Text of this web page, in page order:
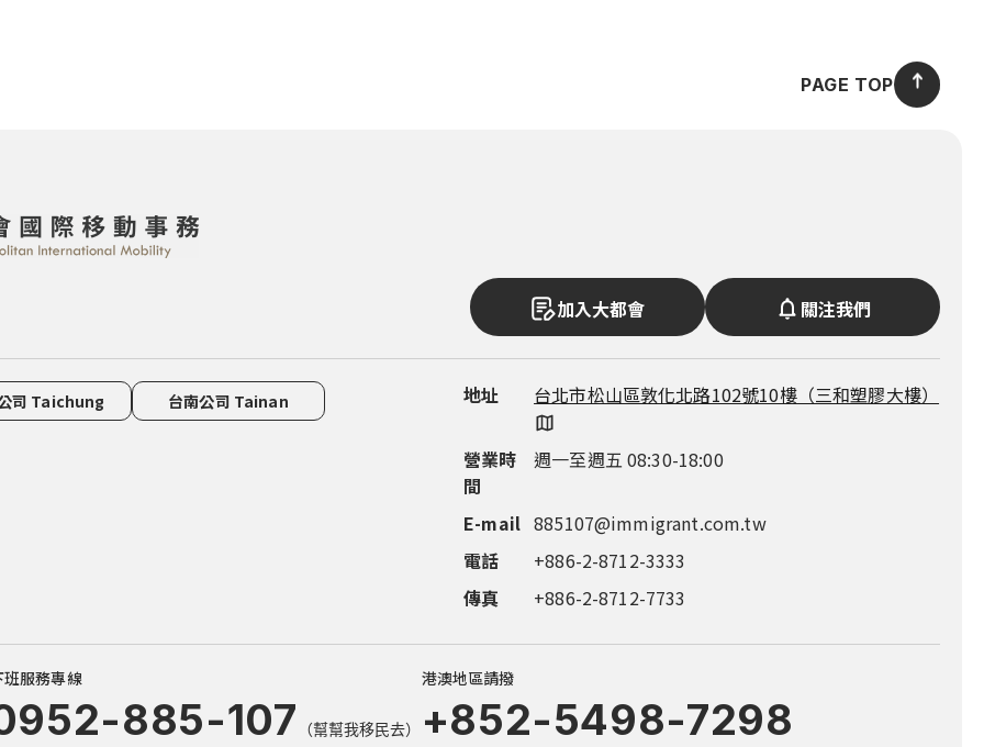
PAGE TOP
加入大都會 關注我們
司 Taichung 台南公司 Tainan 地址 台北市松山區敦化北路102號10樓（三和塑膠大樓）
營業時
間
週一至週五 08:30-18:00
E-mail 885107@immigrant.com.tw
電話
+886-2-8712-3333
傳真
+886-2-8712-7733
地址 新竹市東區慈雲路118號14樓之7（雲智匯大樓）
營業時
間
週一至週五 09:00-18:00
電話
+886-3-563-8555
傳真
+886-2-8712-7733
地址
台中市西屯區市政路386號14樓之5（市政都心廣
場）
營業時
間
週一至週五 08:30-18:00
電話
+886-4-2252-1000
傳真
+886-4-2252-1999
地址
台南市永康區中華路1-100號16 樓（良美金三角大
樓）
營業時
間
週一至週五 08:30-18:00
電話
+886-6-311-0555
傳真
+886-7-555-9587
地址 高雄市鼓山區明誠三路683號4樓（市政總裁大樓）
營業時
間
週一至週五 08:30-18:00
電話
+886-7-555-9597
傳真
+886-7-555-9587
班服務專線
885-107 （幫幫我移民去）
港澳地區請撥
+852-5498-7298